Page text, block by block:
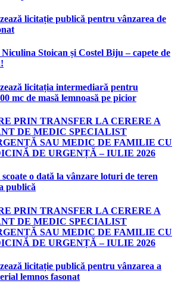
licitație publică pentru vânzarea de
Stoican și Costel Biju – capete de
licitația intermediară pentru
mc de masă lemnoasă pe picior
PRIN TRANSFER LA CERERE A
DE MEDIC SPECIALIST
SAU MEDIC DE FAMILIE CU
DE URGENȚĂ – IULIE 2026
o dată la vânzare loturi de teren
publică
PRIN TRANSFER LA CERERE A
DE MEDIC SPECIALIST
SAU MEDIC DE FAMILIE CU
DE URGENȚĂ – IULIE 2026
licitație publică pentru vânzarea a
lemnos fasonat